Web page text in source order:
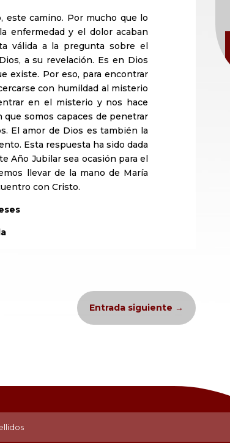
este camino. Por mucho que lo
enfermedad y el dolor acaban
válida a la pregunta sobre el
a su revelación. Es en Dios
existe. Por eso, para encontrar
con humildad al misterio
en el misterio y nos hace
somos capaces de penetrar
El amor de Dios es también la
Esta respuesta ha sido dada
Año Jubilar sea ocasión para el
llevar de la mano de María
con Cristo.
Entrada siguiente →